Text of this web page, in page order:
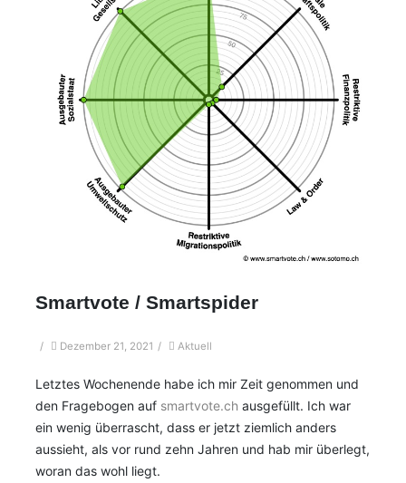
Smartvote / Smartspider
/ Dezember 21, 2021 / Aktuell
Letztes Wochenende habe ich mir Zeit genommen und
den Fragebogen auf smartvote.ch ausgefüllt. Ich war
ein wenig überrascht, dass er jetzt ziemlich anders
aussieht, als vor rund zehn Jahren und hab mir überlegt,
woran das wohl liegt.